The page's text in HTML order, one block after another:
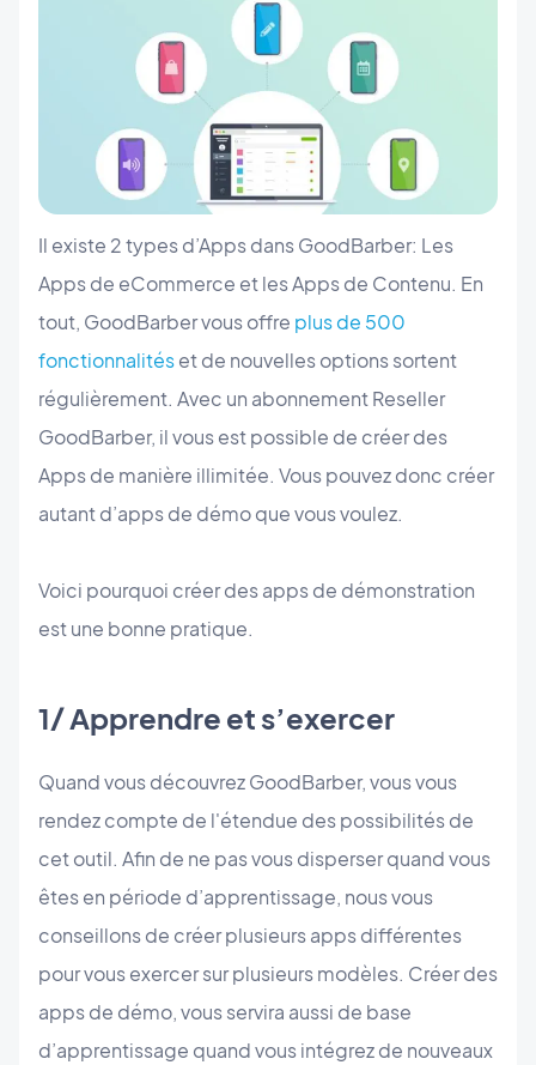
Il existe 2 types d’Apps dans GoodBarber: Les
Apps de eCommerce et les Apps de Contenu. En
tout, GoodBarber vous offre plus de 500
fonctionnalitéset de nouvelles options sortent
régulièrement. Avec un abonnement Reseller
GoodBarber, il vous est possible de créer des
Apps de manière illimitée. Vous pouvez donc créer
autant d’apps de démo que vous voulez.
Voici pourquoi créer des apps de démonstration
est une bonne pratique.
1/ Apprendre et s’exercer
Quand vous découvrez GoodBarber, vous vous
rendez compte de l'étendue des possibilités de
cet outil. Afin de ne pas vous disperser quand vous
êtes en période d’apprentissage, nous vous
conseillons de créer plusieurs apps différentes
pour vous exercer sur plusieurs modèles. Créer des
apps de démo, vous servira aussi de base
d’apprentissage quand vous intégrez de nouveaux